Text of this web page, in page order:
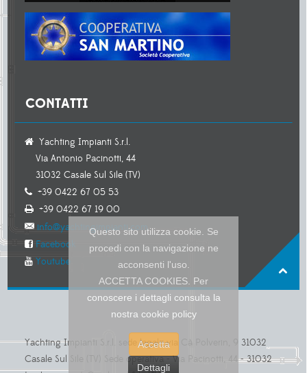
CONTATTI
Yachting Impianti S.r.l.
Via Antonio Pacinotti, 44
31032 Casale Sul Sile (TV)
+39 0422 67 05 53
+39 0422 67 19 00
info@yachtingimpianti.com
Facebook
Youtube
Yachting Impianti S.r.l. sede legale via Cà Polverin, 9 31032
Casale Sul Sile (TV) Sede operativa - Via Pacinotti, 44 - 31032
Questo sito utilizza cookie. Se
procedi con la navigazione ne
acconsenti l'uso.
ACCETTA COOKIES. Per
conoscere i dettagli consulta la
nostra cookie policy
Accetta
Dettagli